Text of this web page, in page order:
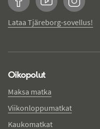
FacebookYouTube
Lataa Tjäreborg-sovellus!
Oikopolut
Maksa matka
Viikonloppumatkat
Kaukomatkat